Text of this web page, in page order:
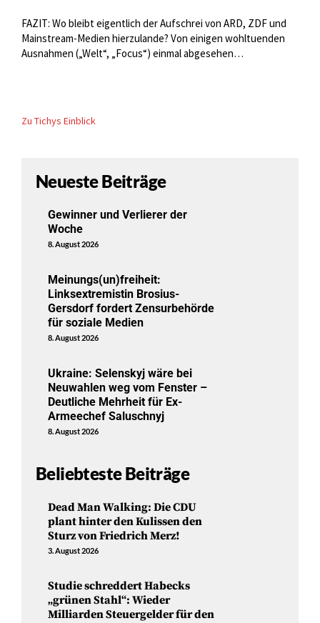
FAZIT: Wo bleibt eigentlich der Aufschrei von ARD, ZDF und
Mainstream-Medien hierzulande? Von einigen wohltuenden
Ausnahmen („Welt“, „Focus“) einmal abgesehen…
Zu Tichys Einblick
Neueste Beiträge
Gewinner und Verlierer der
Woche
8. August 2026
Meinungs(un)freiheit:
Linksextremistin Brosius-
Gersdorf fordert Zensurbehörde
für soziale Medien
8. August 2026
Ukraine: Selenskyj wäre bei
Neuwahlen weg vom Fenster –
Deutliche Mehrheit für Ex-
Armeechef Saluschnyj
8. August 2026
Beliebteste Beiträge
Dead Man Walking: Die CDU
plant hinter den Kulissen den
Sturz von Friedrich Merz!
3. August 2026
Studie schreddert Habecks
„grünen Stahl“: Wieder
Milliarden Steuergelder für den